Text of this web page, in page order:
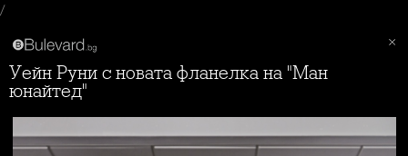
/
Уейн Руни с новата фланелка на "Ман
юнайтед"